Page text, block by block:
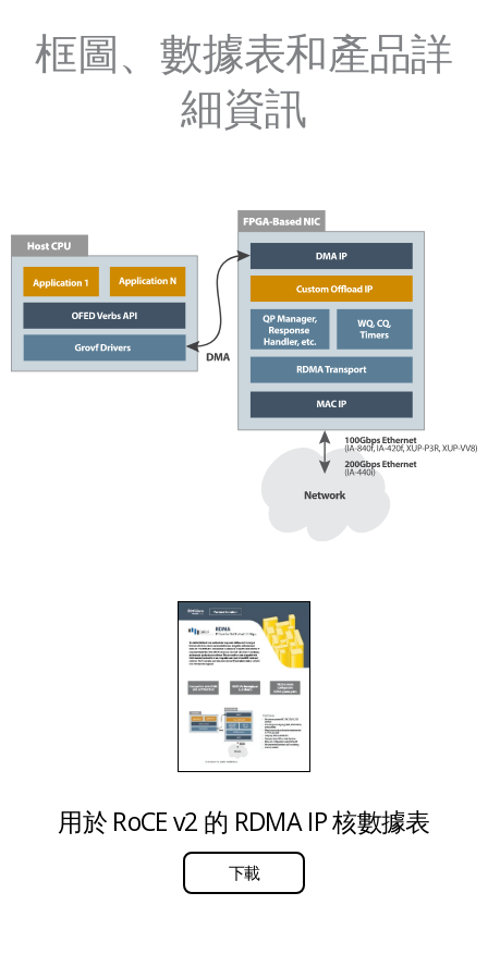
框圖、數據表和產品詳
細資訊
用於 RoCE v2 的 RDMA IP 核數據表
下載